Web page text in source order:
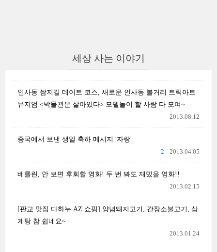
세상 사는 이야기
인사동 쌈지길 데이트 코스, 새로운 인사동 볼거리 트릭아트
뮤지엄 <박물관은 살아있다> 모델놀이 할 사람 다 모여~
2013.08.12
중국에서 보낸 생일 축하 메시지 '자랑'
2013.04.05
2
베를린, 안 보면 후회할 영화! 두 번 봐도 재밌을 영화!!
2013.02.15
[판교 맛집 다하누 AZ 쇼핑] 양념돼지고기, 간장소불고기, 삼
계탕 참 쉽네요~
2013.01.24